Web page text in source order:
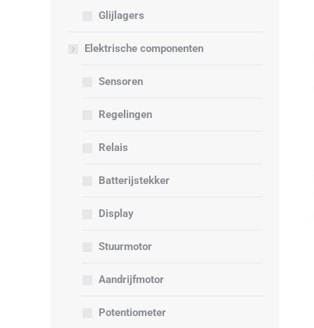
Glijlagers
Elektrische componenten
Sensoren
Regelingen
Relais
Batterijstekker
Display
Stuurmotor
Aandrijfmotor
Potentiometer